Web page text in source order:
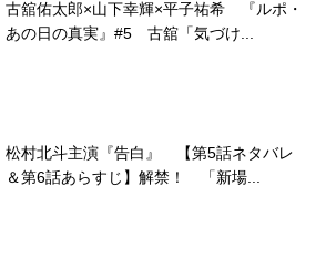
古舘佑太郎×山下幸輝×平子祐希 『ルポ・
あの日の真実』#5 古舘「気づけ...
松村北斗主演『告白』 【第5話ネタバレ
＆第6話あらすじ】解禁！ 「新場...